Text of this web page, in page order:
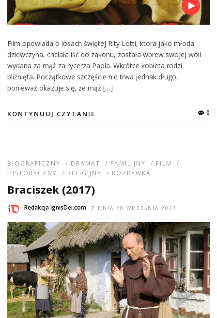
Film opowiada o losach świętej Rity Lotti, która jako młoda
dziewczyna, chciała iść do zakonu, została wbrew swojej woli
wydana za mąż za rycerza Paola. Wkrótce kobieta rodzi
bliźnięta. Początkowe szczęście nie trwa jednak długo,
ponieważ okazuje się, że mąż […]
KONTYNUUJ CZYTANIE 0
BIOGRAFICZNY / DRAMAT / FAMILIJNY / FILM
/
HISTORYCZNY
/ RELIGIJNY / ROZRYWKA
Braciszek (2017)
Redakcja IgnisDei.com Z DNIA 20 WRZEŚNIA 2017